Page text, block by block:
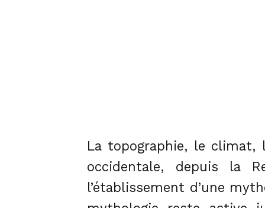
La topographie, le climat,
occidentale, depuis la
l’établissement d’une